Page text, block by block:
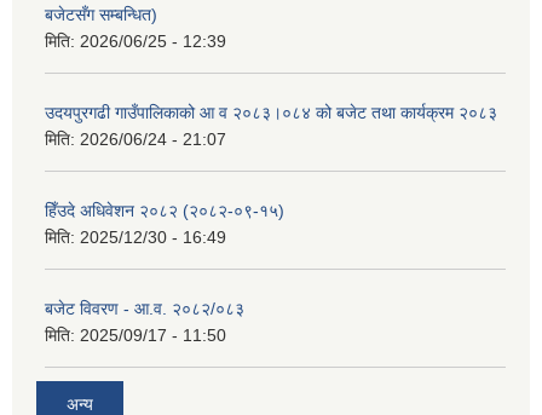
बजेटसँग सम्बन्धित)
मिति: 2026/06/25 - 12:39
उदयपुरगढी गाउँपालिकाको आ व २०८३।०८४ को बजेट तथा कार्यक्रम २०८३
मिति: 2026/06/24 - 21:07
हिँउदे अधिवेशन २०८२ (२०८२-०९-१५)
मिति: 2025/12/30 - 16:49
बजेट विवरण - आ.व. २०८२/०८३
मिति: 2025/09/17 - 11:50
अन्य